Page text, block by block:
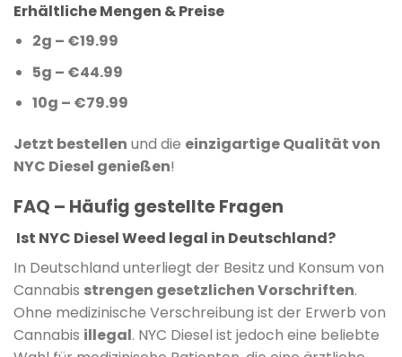
Erhältliche Mengen & Preise
2g – €19.99
5g – €44.99
10g – €79.99
Jetzt bestellen und die einzigartige Qualität von
NYC Diesel genießen!
FAQ – Häufig gestellte Fragen
Ist NYC Diesel Weed legal in Deutschland?
In Deutschland unterliegt der Besitz und Konsum von
Cannabis strengen gesetzlichen Vorschriften.
Ohne medizinische Verschreibung ist der Erwerb von
Cannabis illegal. NYC Diesel ist jedoch eine beliebte